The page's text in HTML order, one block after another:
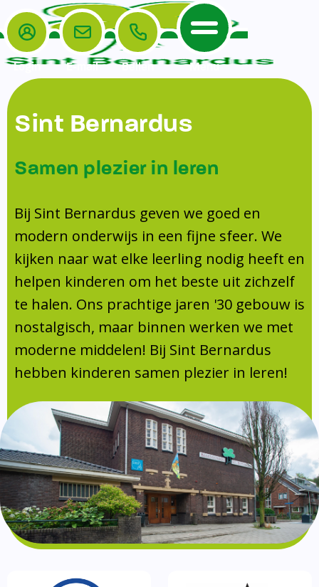
Home
De School
Veiligheidsplan
Onderwijs
Leerlingenraad
Leerlingenzorg
Doorstroomtoets
Jeugdprofessional op school
Centrum Jeugd en Gezin
Schoollogopedie
schoolondersteuningsprofiel
Schooltijden
Absentie
Vakanties
Aanmelden
Schoolgids
Gezonde school
Kinderopvang
BSO
Routebeschrijving
Privacy
Het Team
Ouders
Ouders
TussenSchoolse Opvang (TSO)
Ouderraad (OR)
Medezeggenschapsraad (MR)
Formulieren
Klachtenregeling
Contact
Login E-mail Bellen Menu
Sint Bernardus
Samen plezier in leren
Bij Sint Bernardus geven we goed en
modern onderwijs in een fijne sfeer. We
kijken naar wat elke leerling nodig heeft en
helpen kinderen om het beste uit zichzelf
te halen. Ons prachtige jaren '30 gebouw is
nostalgisch, maar binnen werken we met
moderne middelen! Bij Sint Bernardus
hebben kinderen samen plezier in leren!